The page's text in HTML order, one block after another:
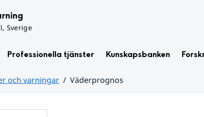
Sverige
Professionella tjänster Kunskapsbanken
och varningar
Väderprognos
för
varningar